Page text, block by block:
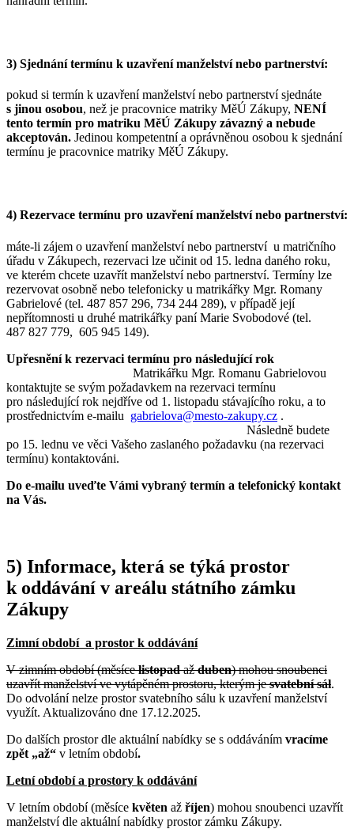
3) Sjednání termínu k uzavření manželství nebo partnerství:
pokud si termín k uzavření manželství nebo partnerství sjednáte
s jinou osobou, než je pracovnice matriky MěÚ Zákupy, NENÍ
tento termín pro matriku MěÚ Zákupy závazný a nebude
akceptován. Jedinou kompetentní a oprávněnou osobou k sjednání
termínu je pracovnice matriky MěÚ Zákupy.
4) Rezervace termínu pro uzavření manželství nebo partnerství:
máte-li zájem o uzavření manželství nebo partnerství u matričního
úřadu v Zákupech, rezervaci lze učinit od 15. ledna daného roku,
ve kterém chcete uzavřít manželství nebo partnerství. Termíny lze
rezervovat osobně nebo telefonicky u matrikářky Mgr. Romany
Gabrielové (tel. 487 857 296, 734 244 289), v případě její
nepřítomnosti u druhé matrikářky paní Marie Svobodové (tel.
487 827 779, 605 945 149).
Upřesnění k rezervaci termínu pro následující rok
Matrikářku Mgr. Romanu Gabrielovou
kontaktujte se svým požadavkem na rezervaci termínu
pro následující rok nejdříve od 1. listopadu stávajícího roku, a to
prostřednictvím e-mailu gabrielova@mesto-zakupy.cz .
Následně budete
po 15. lednu ve věci Vašeho zaslaného požadavku (na rezervaci
termínu) kontaktováni.
Do e-mailu uveďte Vámi vybraný termín a telefonický kontakt
na Vás.
5) Informace, která se týká prostor
k oddávání v areálu státního zámku
Zákupy
Zimní období a prostor k oddávání
V zimním období (měsícelistopadažduben) mohou snoubenci
uzavřít manželství ve vytápěném prostoru, kterým jesvatební sál.
Do odvolání nelze prostor svatebního sálu k uzavření manželství
využít. Aktualizováno dne 17.12.2025.
Do dalších prostor dle aktuální nabídky se s oddáváním vracíme
zpět „až“ v letním období.
Letní období a prostory k oddávání
V letním období (měsíce květen až říjen) mohou snoubenci uzavřít
manželství dle aktuální nabídky prostor zámku Zákupy.